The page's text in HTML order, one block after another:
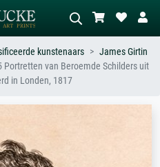
AI-beeldzoeker
kunstenaars
James Girtin
van Beroemde Schilders uit
in Londen, 1817